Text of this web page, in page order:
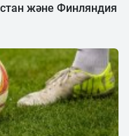
және Финляндия